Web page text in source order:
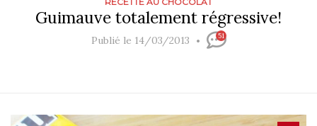
Guimauve totalement régressive!
Publié le 14/03/2013 51